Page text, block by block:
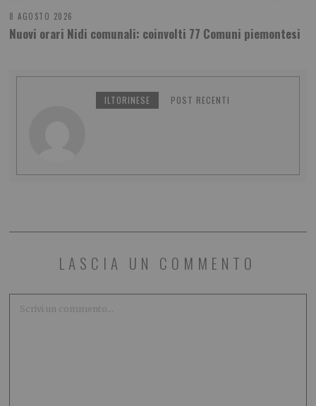
8 AGOSTO 2026
Nuovi orari Nidi comunali: coinvolti 77 Comuni piemontesi
ILTORINESE POST RECENTI
LASCIA UN COMMENTO